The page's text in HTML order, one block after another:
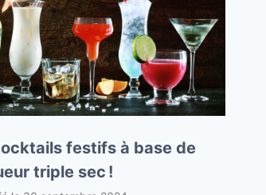
festifs à base de
triple sec !